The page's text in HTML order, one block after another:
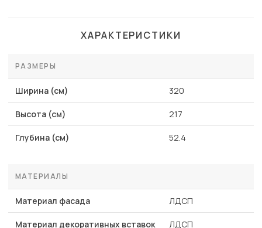
ХАРАКТЕРИСТИКИ
РАЗМЕРЫ
Ширина (см) 320
Высота (см) 217
Глубина (см) 52.4
МАТЕРИАЛЫ
Материал фасада ЛДСП
Материал декоративных вставок ЛДСП